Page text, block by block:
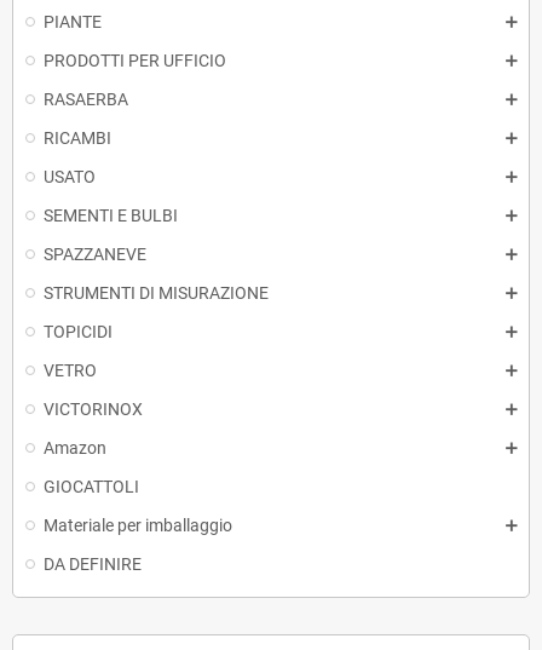
PIANTE
PRODOTTI PER UFFICIO
RASAERBA
RICAMBI
USATO
SEMENTI E BULBI
SPAZZANEVE
STRUMENTI DI MISURAZIONE
TOPICIDI
VETRO
VICTORINOX
Amazon
GIOCATTOLI
Materiale per imballaggio
DA DEFINIRE